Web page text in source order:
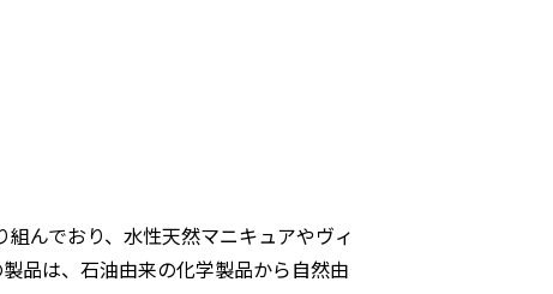
んでおり、水性天然マニキュアやヴィ
品は、石油由来の化学製品から自然由